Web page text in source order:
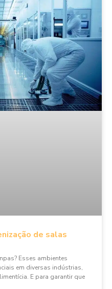
de salas
Esses ambientes
em diversas indústrias,
E para garantir que